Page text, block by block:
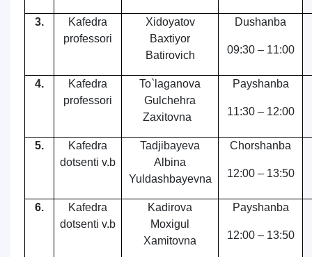
3.
Kafedra
professori
Xidoyatov
Baxtiyor
Batirovich
Dushanba
09:30 – 11:00
4.
Kafedra
professori
To`laganova
Gulchehra
Zaxitovna
Payshanba
11:30 – 12:00
5.
Kafedra
dotsenti v.b
Tadjibayeva
Аlbina
Yuldashbayevna
Chorshanba
12:00 – 13:50
6.
Kafedra
dotsenti v.b
Kadirova
Moxigul
Xamitovna
Payshanba
12:00 – 13:50